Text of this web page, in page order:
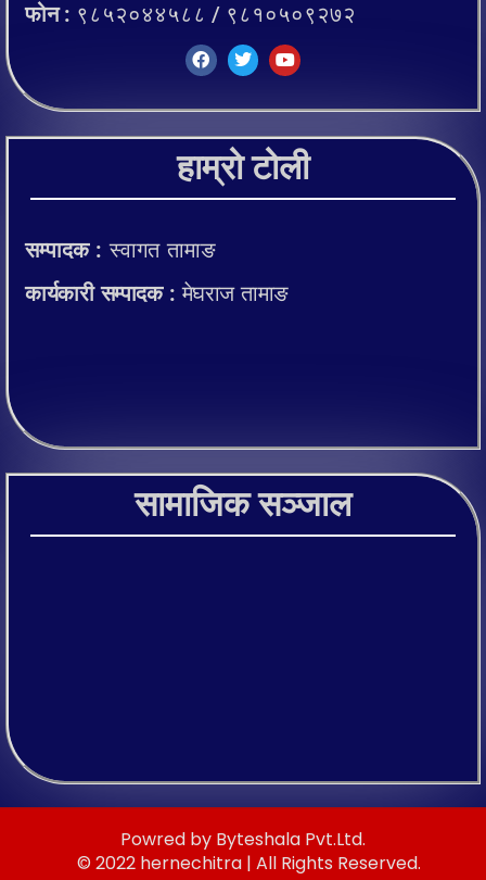
फोन : ९८५२०४४५८८ / ९८१०५०९२७२
हाम्रो टोली
सम्पादक :स्वागत तामाङ
कार्यकारी सम्पादक :मेघराज तामाङ
सामाजिक सञ्जाल
© 2022 hernechitra | All Rights Reserved.
Powred by Byteshala Pvt.Ltd.